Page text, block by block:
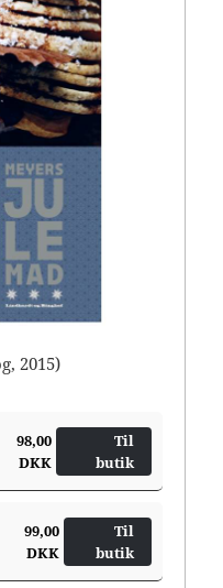
2015)
98,00
DKK
Til
butik
99,00
DKK
Til
butik